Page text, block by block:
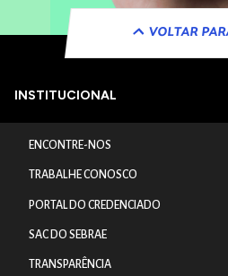
VOLTAR
INSTITUCIONAL
ENCONTRE-NOS
TRABALHE CONOSCO
PORTAL DO CREDENCIADO
SAC DO SEBRAE
TRANSPARÊNCIA